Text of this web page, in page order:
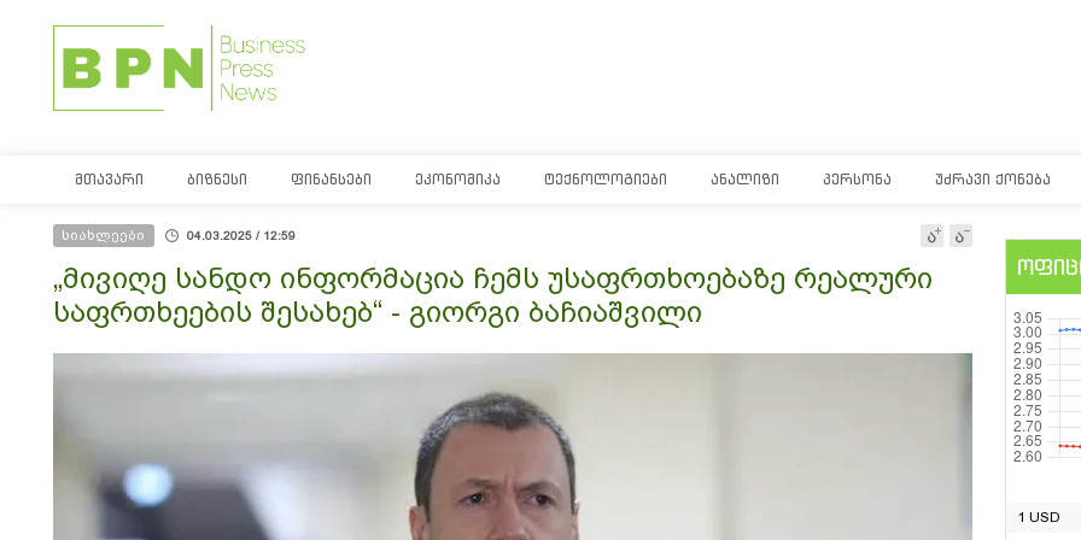
ᲛᲗᲐᲕᲐᲠᲘ ᲑᲘᲖᲜᲔᲡᲘ ᲤᲘᲜᲐᲜᲡᲔᲑᲘ ᲔᲙᲝᲜᲝᲛᲘᲙᲐ ᲢᲔᲥᲜᲝᲚᲝᲒᲘᲔᲑᲘ ᲐᲜᲐᲚᲘᲖᲘ ᲞᲔᲠᲡᲝᲜᲐ ᲣᲫᲠᲐᲕᲘ ᲥᲝᲜᲔᲑᲐ
სიახლეები 04.03.2025 / 12:59
„მივიღე სანდო ინფორმაცია ჩემს უსაფრთხოებაზე რეალური
საფრთხეების შესახებ“ - გიორგი ბაჩიაშვილი
1 USD